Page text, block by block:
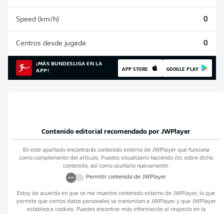
Speed (km/h) 0
Centros desde jugada 0
¡MÁS BUNDESLIGA EN LA
APP!
APP STORE GOOGLE PLAY
Contenido editorial recomendado por JWPlayer
En este apartado encontrarás contenido externo de JWPlayerque funciona
como complemento del artículo. Puedes visualizarlo haciendo clic sobre dicho
contenido, así como ocultarlo nuevamente.
Permitir contenido de JWPlayer
Estoy de acuerdo en que se me muestre contenido externo de JWPlayer, lo que
permite que ciertos datos personales se transmitan a JWPlayery que JWPlayer
establezca cookies. Puedes encontrar más información al respecto en la